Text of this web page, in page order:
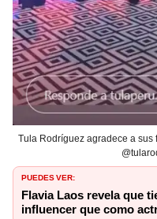
Tula Rodríguez agradece a sus
PUEDES VER:
Flavia Laos revela que
influencer que como